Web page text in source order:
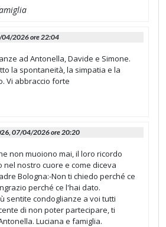
2026 ore 22:04
ad Antonella, Davide e Simone.
la spontaneità, la simpatia e la
Vi abbraccio forte
07/04/2026 ore 20:20
non muoiono mai, il loro ricordo
nel nostro cuore e come diceva
Bologna:-Non ti chiedo perché ce
perché ce l'hai dato.
sentite condoglianze a voi tutti
di non poter partecipare, ti
Luciana e famiglia.